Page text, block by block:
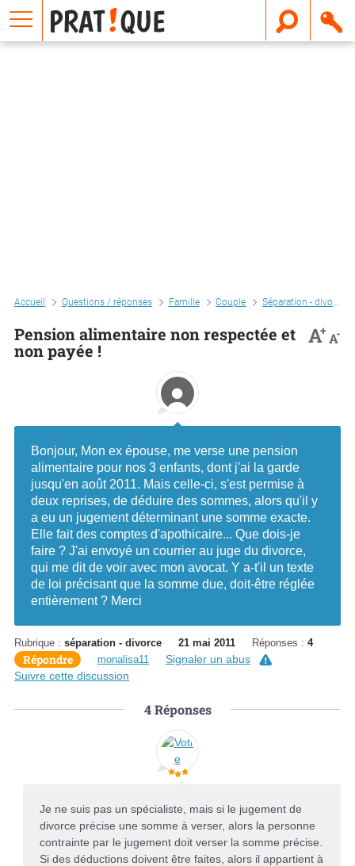
Accueil Questions / réponses Famille Couple Séparation - divorce
Pension alimentaire non respectée et
non payée !
A+A-
Bonjour, Mon ex épouse, me verse une pension
alimentaire pour nos 3 enfants, dont j'ai la garde
jusqu'en août 2011. Mais celle-ci, s'est permise à
deux reprises, de déduire des sommes, alors qu'il y
a eu un jugement déterminant une somme exacte.
Elle fait des comptes d'apothicaire... Que dois-je
faire ? J'ai envoyé un courrier au juge du divorce,
qui me dit de voir avec mon avocat. Y a-t'il un texte
de loi précisant que la somme due, doit-être réglée
entièrement ? Merci
Rubrique : séparation - divorce 21 mai 2011 Réponses : 4
Répondre monalisa11
Signaler un abus
Suivre cette discussion
4Réponses
Je ne suis pas un spécialiste, mais si le jugement de
divorce précise une somme à verser, alors la personne
contrainte par le jugement doit verser la somme précise.
Si des déductions doivent être faites, alors il appartient à
E
m
a